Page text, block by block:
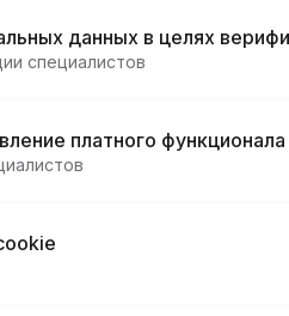
данных в целях
специалистов
платного функционала